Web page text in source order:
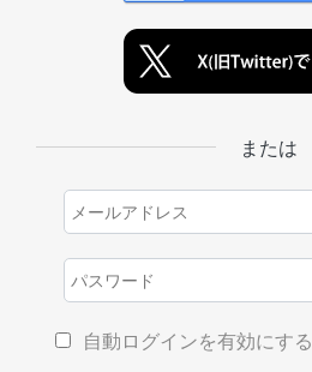
または
自動ログインを有効にする